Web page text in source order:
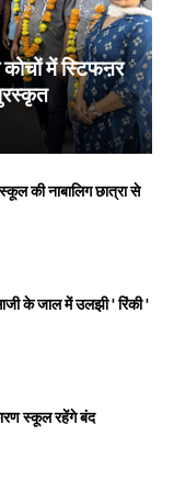
में स्टिफऩर
की नाबालिग छात्रा से
के जाल में उलझी ' रिंकी '
स्कूल रहेंगे बंद